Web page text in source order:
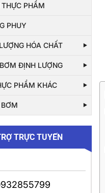
PHẨM
PHUY
HÓA CHẤT
ĐỊNH LƯỢNG
PHẨM KHÁC
TRỰC TUYẾN